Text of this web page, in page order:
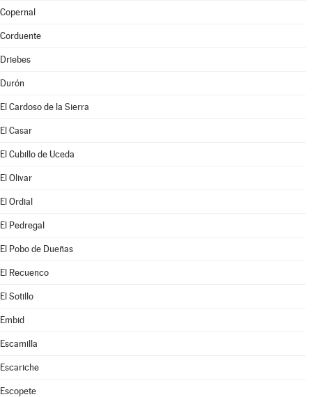
Copernal
Corduente
Driebes
Durón
El Cardoso de la Sierra
El Casar
El Cubillo de Uceda
El Olivar
El Ordial
El Pedregal
El Pobo de Dueñas
El Recuenco
El Sotillo
Embid
Escamilla
Escariche
Escopete